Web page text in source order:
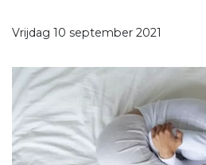
Vrijdag 10 september 2021